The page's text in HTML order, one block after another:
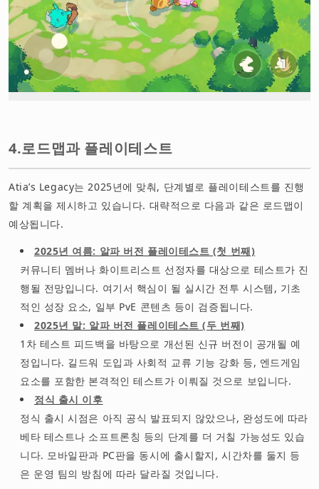
4.로드맵과 플레이테스트
Atia’s Legacy는 2025년에 맞춰, 단계별로 플레이테스트를 진행
할 계획을 제시하고 있습니다. 대략적으로 다음과 같은 로드맵이
예상됩니다.
2025년 여름: 알파 버전 플레이테스트 (첫 번째)
커뮤니티 멤버나 화이트리스트 선정자를 대상으로 테스트가 진
행될 전망입니다. 여기서 핵심이 될 실시간 전투 시스템, 기초
적인 성장 요소, 일부 PvE 콘텐츠 등이 검증됩니다.
2025년 말: 알파 버전 플레이테스트 (두 번째)
1차 테스트 피드백을 바탕으로 개선된 신규 버전이 공개될 예
정입니다. 길드워 도입과 사회적 교류 기능 강화 등, 엔드게임
요소를 포함한 본격적인 테스트가 이뤄질 것으로 보입니다.
정식 출시 이후
정식 출시 시점은 아직 공식 발표되지 않았으나, 완성도에 따라
베타 테스트나 소프트론칭 등의 단계를 더 거칠 가능성도 있습
니다. 모바일판과 PC판을 동시에 출시할지, 시간차를 둘지 등
은 운영 팀의 방침에 따라 달라질 것입니다.